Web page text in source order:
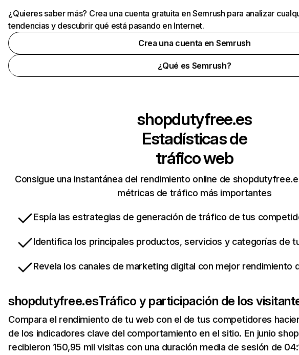
¿Quieres saber más? Crea una cuenta gratuita en Semrush para analizar
tendencias y descubrir qué está pasando en Internet.
Crea una cuenta en Semrush
¿Qué es Semrush?
shopdutyfree.es
Estadísticas de
tráfico web
Consigue una instantánea del rendimiento online de
métricas de tráfico más importantes
Espía las estrategias de generación de tráfico de tus
Identifica los principales productos, servicios y categorías de
Revela los canales de marketing digital con mejor rendimiento
shopdutyfree.esTráfico y participación de los
Compara el rendimiento de tu web con el de tus competidores
de los indicadores clave del comportamiento en el sitio. En junio
recibieron 150,95 mil visitas con una duración media de sesión de